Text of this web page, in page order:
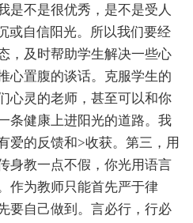
是不是很优秀，是不是受人
或自信阳光。所以我们要经
，及时帮助学生解决一些心
心置腹的谈话。克服学生的
心灵的老师，甚至可以和你
条健康上进阳光的道路。我
爱的反馈和>收获。第三，用
身教一点不假，你光用语言
作为教师只能首先严于律
要自己做到。言必行，行必